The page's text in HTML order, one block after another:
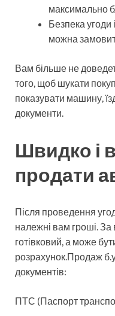
максимально
Безпека угоди
можна
Вам більше не
того, щоб шукати
показувати машину,
документи.
Швидко і
продати
Після проведення
належні вам гроші.
готівковий, а може
розрахунок.Продаж
документів:
ПТС (Паспорт